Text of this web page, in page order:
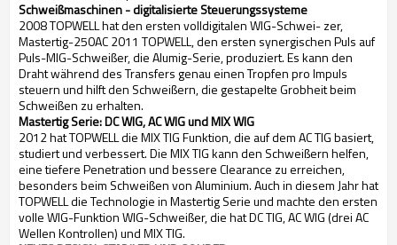
Schweißmaschinen - digitalisierte Steuerungssysteme
2008 TOPWELL hat den ersten volldigitalen WIG-Schwei- zer,
Mastertig-250AC 2011 TOPWELL, den ersten synergischen Puls auf
Puls-MIG-Schweißer, die Alumig-Serie, produziert.Es kann den
Draht während des Transfers genau einen Tropfen pro Impuls
steuern und hilft den Schweißern, die gestapelte Grobheit beim
Schweißen zu erhalten.
Mastertig Serie: DC WIG, AC WIG und MIX WIG
2012 hat TOPWELL die MIX TIG Funktion, die auf dem AC TIG basiert,
studiert und verbessert. Die MIX TIG kann den Schweißern helfen,
eine tiefere Penetration und bessere Clearance zu erreichen,
besonders beim Schweißen von Aluminium. Auch in diesem Jahr hat
TOPWELL die Technologie in Mastertig Serie und machte den ersten
volle WIG-Funktion WIG-Schweißer, die hat DC TIG, AC WIG (drei AC
Wellen Kontrollen) und MIX TIG.